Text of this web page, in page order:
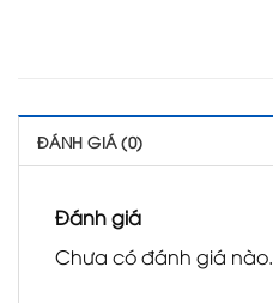
ĐÁNH GIÁ (0)
Đánh giá
Chưa có đánh giá nào.